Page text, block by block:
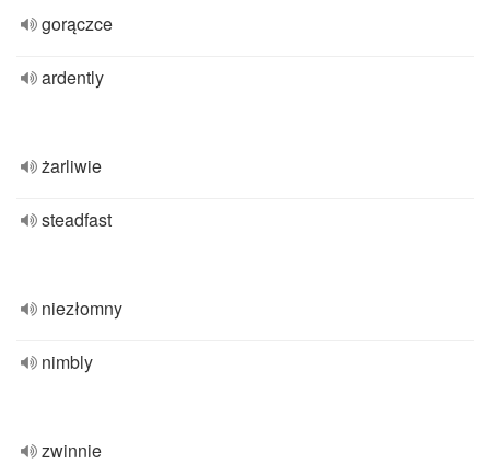
gorączce
ardently
żarliwie
steadfast
niezłomny
nimbly
zwinnie